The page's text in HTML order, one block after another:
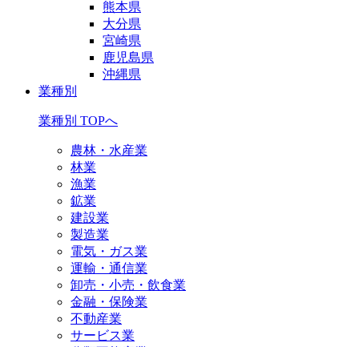
熊本県
大分県
宮崎県
鹿児島県
沖縄県
業種別
業種別 TOPへ
農林・水産業
林業
漁業
鉱業
建設業
製造業
電気・ガス業
運輸・通信業
卸売・小売・飲食業
金融・保険業
不動産業
サービス業